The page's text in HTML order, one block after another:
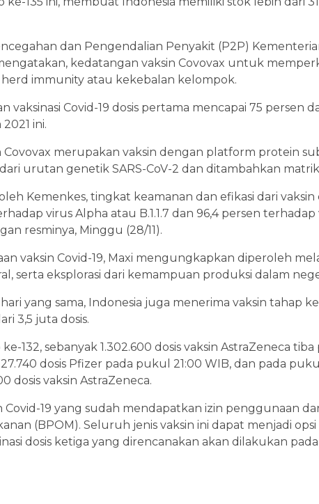
dan Pengendalian Penyakit (P2P)
kedatangan vaksin Covovax untuk
immunity atau kekebalan kelompok.
vaksinasi Covid-19 dosis pertama mencapai 75 persen
ini.
Covovax merupakan vaksin dengan platform protein
urutan genetik SARS-CoV-2 dan ditambahkan
Kemenkes, tingkat keamanan dan efikasi dari
virus Alpha atau B.1.1.7 dan 96,4 persen terhadap
resminya, Minggu (28/11).
vaksin Covid-19, Maxi mengungkapkan diperoleh
serta eksplorasi dari kemampuan produksi dalam
yang sama, Indonesia juga menerima vaksin tahap
3,5 juta dosis.
132, sebanyak 1.302.600 dosis vaksin AstraZeneca
dosis Pfizer pada pukul 21:00 WIB, dan pada
dosis vaksin AstraZeneca.
Covid-19 yang sudah mendapatkan izin penggunaan
(BPOM). Seluruh jenis vaksin ini dapat menjadi
dosis ketiga yang direncanakan akan dilakukan